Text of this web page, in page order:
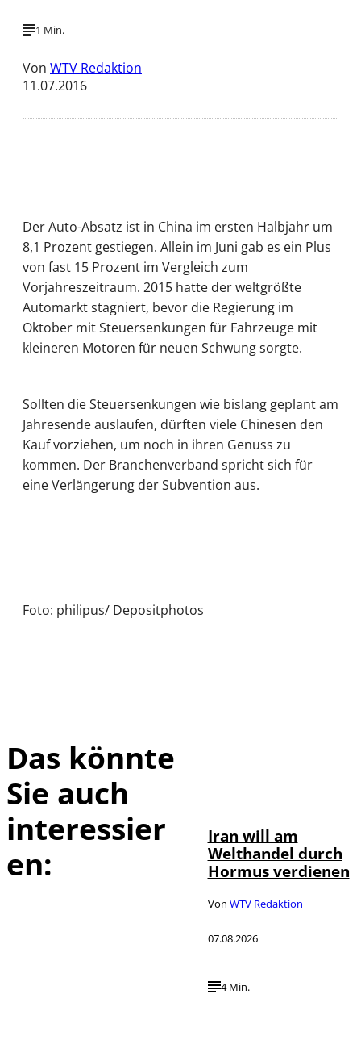
1 Min.
Von WTV Redaktion
11.07.2016
Der Auto-Absatz ist in China im ersten Halbjahr um
8,1 Prozent gestiegen. Allein im Juni gab es ein Plus
von fast 15 Prozent im Vergleich zum
Vorjahreszeitraum. 2015 hatte der weltgrößte
Automarkt stagniert, bevor die Regierung im
Oktober mit Steuersenkungen für Fahrzeuge mit
kleineren Motoren für neuen Schwung sorgte.
Sollten die Steuersenkungen wie bislang geplant am
Jahresende auslaufen, dürften viele Chinesen den
Kauf vorziehen, um noch in ihren Genuss zu
kommen. Der Branchenverband spricht sich für
eine Verlängerung der Subvention aus.
Foto: philipus/ Depositphotos
Das könnte
Sie auch
interessier
en:
Iran will am
Welthandel durch
Hormus verdienen
Von WTV Redaktion
07.08.2026
4 Min.